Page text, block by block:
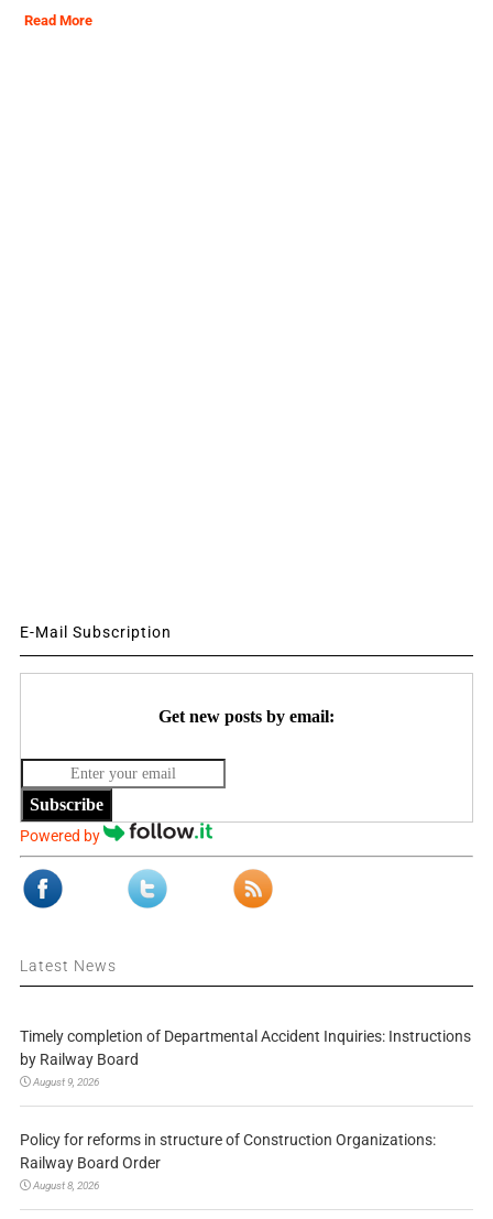
Read More
E-Mail Subscription
Get new posts by email:
Subscribe
Powered by
Latest News
Timely completion of Departmental Accident Inquiries: Instructions
by Railway Board
August 9, 2026
Policy for reforms in structure of Construction Organizations:
Railway Board Order
August 8, 2026